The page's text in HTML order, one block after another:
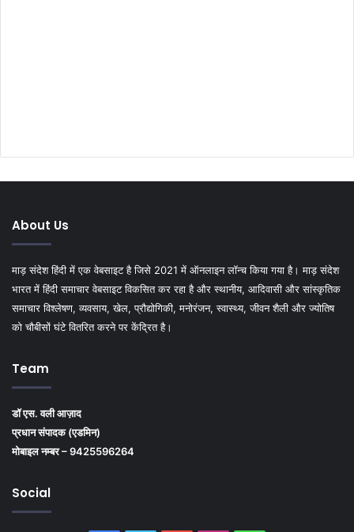
About Us
माड़ संदेश हिंदी में एक वेबसाइट है जिसे 2021 में ऑनलाइन लॉन्च किया गया है। माड़ संदेश
भारत में हिंदी समाचार वेबसाइट विकसित कर रहा है और स्थानीय, आदिवासी और सांस्कृतिक
समाचार विश्लेषण, व्यवसाय, खेल, प्रौद्योगिकी, मनोरंजन, स्वास्थ्य, जीवन शैली और ज्योतिष
को चौबीसों घंटे वितरित करने पर केंद्रित है।
Team
डॉ एस. वली आज़ाद
प्रधान संपादक (एडमिन)
मोबाइल नम्बर – 9425596264
Social